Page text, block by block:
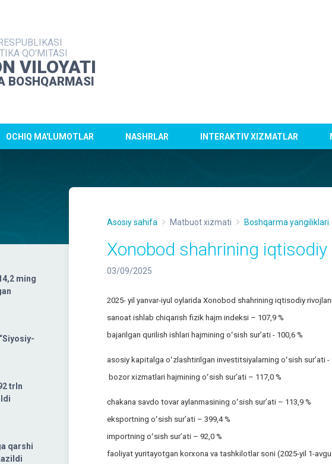
QO'MITASI
VILOYATI
BOSHQARMASI
OCHIQ MA'LUMOTLAR NASHRLAR INTERAKTIV XIZMATLAR
ming
trln
qarshi
Asosiy sahifa Matbuot xizmati Boshqarma yangiliklari
Xonobod shahrining
03/09/2025
2025- yil yanvar-iyul oylarida Xonobod shahrining iqtisodiy
sanoat ishlab chiqarish fizik hajm indeksi – 107,9 %
bajarilgan qurilish ishlari hajmining oʻsish surʼati - 100,6 %
asosiy kapitalga oʻzlashtirilgan investitsiyalarning oʻsish surʼati -
bozor xizmatlari hajmining oʻsish surʼati – 117,0 %
chakana savdo tovar aylanmasining oʻsish surʼati – 113,9 %
eksportning oʻsish surʼati – 399,4 %
importning oʻsish surʼati – 92,0 %
faoliyat yuritayotgan korxona va tashkilotlar soni (2025-yil 1-